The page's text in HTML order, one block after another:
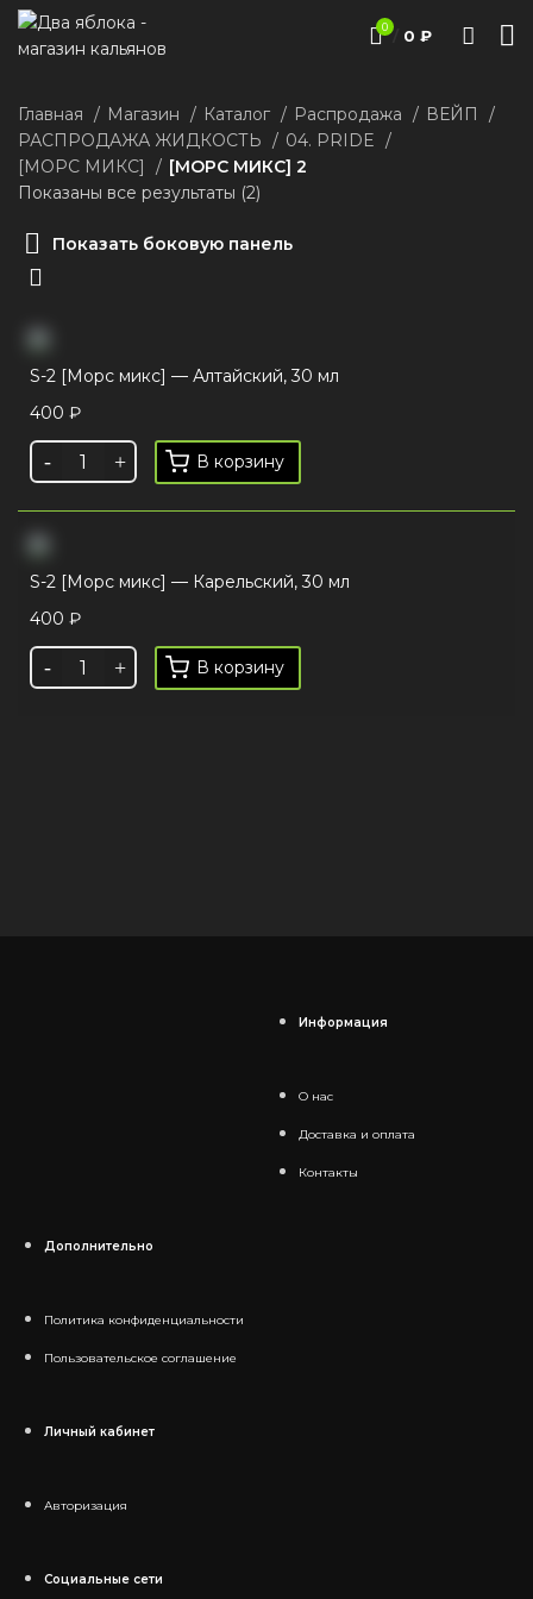
0 / 0 ₽
Главная Магазин Каталог Распродажа
ВЕЙП
РАСПРОДАЖА ЖИДКОСТЬ
04. PRIDE
[МОРС МИКС]
[МОРС МИКС] 2
Показаны все результаты (2)
Показать боковую панель
S-2 [Морс микс] — Алтайский, 30 мл
400 ₽
В корзину
S-2 [Морс микс] — Карельский, 30 мл
400 ₽
В корзину
Информация
О нас
Доставка и оплата
Контакты
Дополнительно
Политика конфиденциальности
Пользовательское соглашение
Личный кабинет
Авторизация
Социальные сети